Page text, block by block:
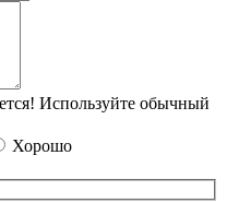
Используйте обычный
Хорошо